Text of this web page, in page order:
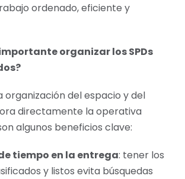
ordenado, eficiente y
organizar los SPDs
organización del espacio y del
directamente la operativa
algunos beneficios clave:
tiempo en la entrega: tener los
y listos evita búsquedas